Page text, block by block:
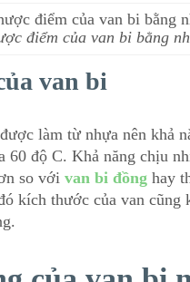
điểm của van bi bằng
van bi
làm từ nhựa nên khả
60 độ C. Khả năng chịu
so với van bi đồng hay
kích thước của van cũng